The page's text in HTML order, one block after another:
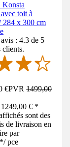
Konsta
toit à
284 x 300 cm
: 4.3 de 5
clients.
€PVR1499,00
€ *
sont des
de livraison en
par
*/ pce